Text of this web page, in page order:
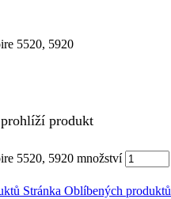
5520, 5920
produkt
5520, 5920 množství
Stránka Oblíbených produktů